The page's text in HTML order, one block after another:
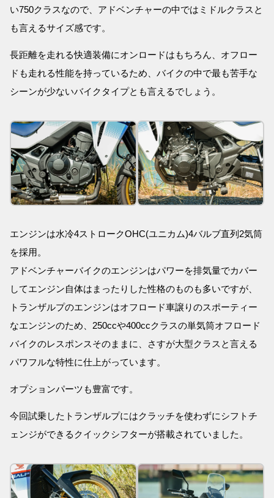
い750クラスなので、アドベンチャーの中ではミドルクラスと
も言えるサイズ感です。
長距離を走れる快適装備にオンロードはもちろん、オフロー
ドも走れる性能を持っているため、バイクの中で最も苦手な
シーンが少ないバイクタイプとも言えるでしょう。
エンジンは水冷4ストロークOHC(ユニカム)4バルブ直列2気筒
を採用。
アドベンチャーバイクのエンジンはパワーを排気量でカバー
してエンジン自体はまったりした性格のものも多いですが、
トランザルプのエンジンはオフロード車譲りのスポーティー
なエンジンのため、250ccや400ccクラスの単気筒オフロード
バイクのレスポンスそのままに、さすが大型クラスと言える
パワフルな特性に仕上がっています。
オプションパーツも豊富です。
今回試乗したトランザルプにはクラッチを使わずにシフトチ
ェンジができるクイックシフターが搭載されていました。